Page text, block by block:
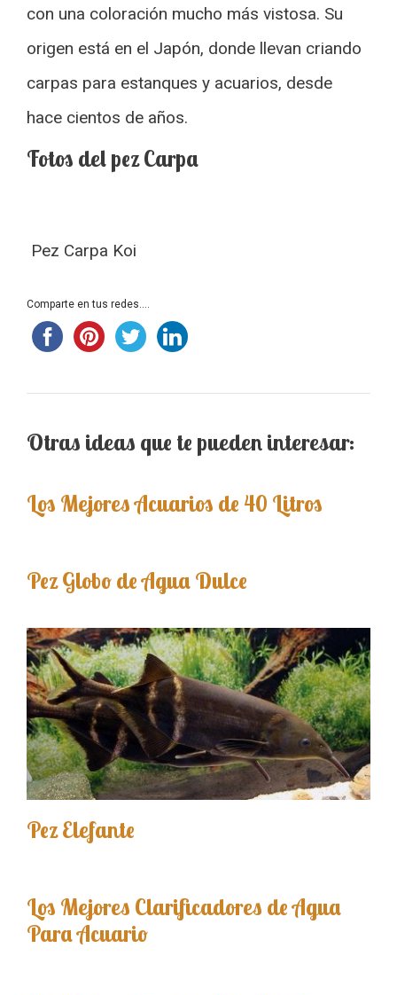
con una coloración mucho más vistosa. Su
origen está en el Japón, donde llevan criando
carpas para estanques y acuarios, desde
hace cientos de años.
Fotos del pez Carpa
Pez Carpa Koi
Comparte en tus redes....
Otras ideas que te pueden interesar:
Los Mejores Acuarios de 40 Litros
Pez Globo de Agua Dulce
Pez Elefante
Los Mejores Clarificadores de Agua
Para Acuario